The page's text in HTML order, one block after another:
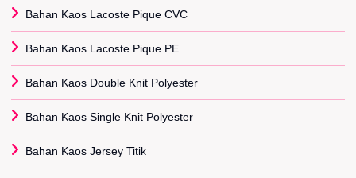
Bahan Kaos Lacoste Pique CVC
Bahan Kaos Lacoste Pique PE
Bahan Kaos Double Knit Polyester
Bahan Kaos Single Knit Polyester
Bahan Kaos Jersey Titik